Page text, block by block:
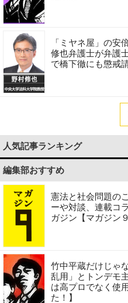
「ミヤネ屋」の安
修也弁護士が弁護
で橋下徹にも懲戒
人気記事ランキング
編集部おすすめ
憲法と社会問題の
ーや対談、連載コ
ガジン【マガジン
竹中平蔵だけじゃ
乱用」とトンデモ
は高プロでなく使
た！】